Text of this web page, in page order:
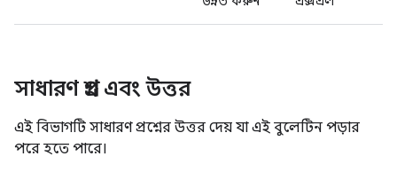
সাধারণ প্রশ্ন এবং উত্তর
এই বিভাগটি সাধারণ প্রশ্নের উত্তর দেয় যা এই বুলেটিন পড়ার
পরে হতে পারে।